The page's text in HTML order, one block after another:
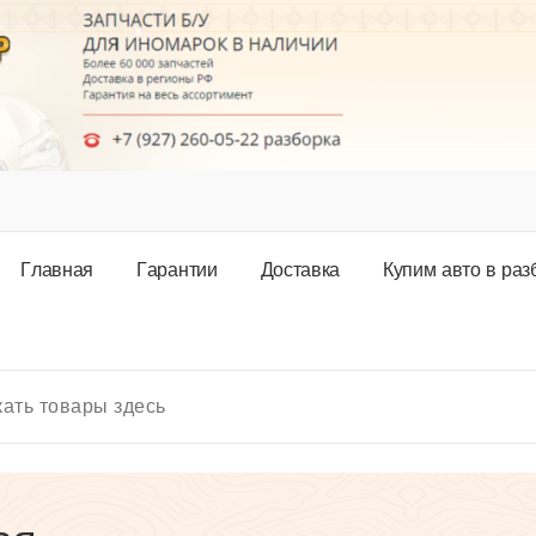
Главная Гарантии Доставка Купим авто в раз